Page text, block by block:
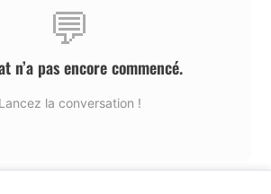
💬
n’a pas encore commencé.
Lancez la conversation !